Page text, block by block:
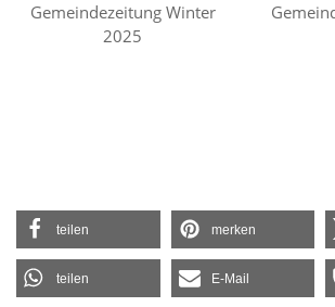
Gemeindezeitung Winter
2025
teilen merken
teilen E-Mail